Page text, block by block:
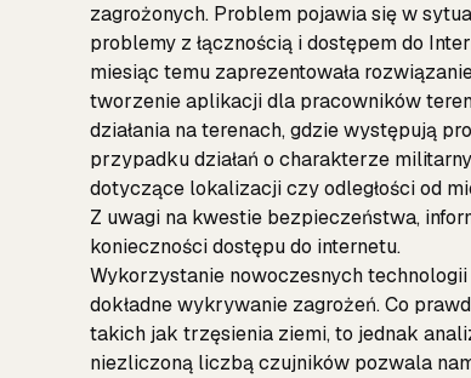
zagrożonych. Problem pojawia się w
problemy z łącznością i dostępem do
miesiąc temu zaprezentowała
tworzenie aplikacji dla pracowników
działania na terenach, gdzie występują
przypadku działań o charakterze
dotyczące lokalizacji czy odległości od
Z uwagi na kwestie bezpieczeństwa,
konieczności dostępu do internetu.
Wykorzystanie nowoczesnych
dokładne wykrywanie zagrożeń. Co
takich jak trzęsienia ziemi, to jednak
niezliczoną liczbą czujników pozwala